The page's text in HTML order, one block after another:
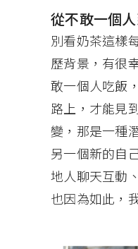
從不敢一個
別看奶茶這樣
歷背景，有很
敢一個人吃飯
路上，才能見
變，那是一種
另一個新的自
地人聊天互動
也因為如此，